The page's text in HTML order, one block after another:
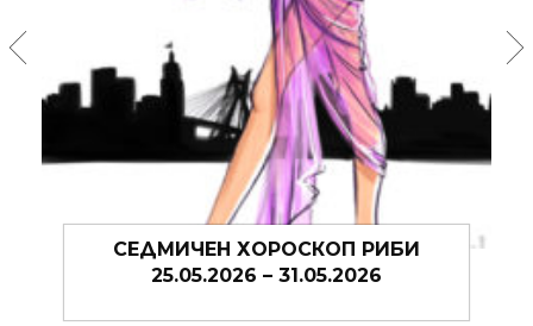
СЕДМИЧЕН ХОРОСКОП РИБИ
25.05.2026 – 31.05.2026